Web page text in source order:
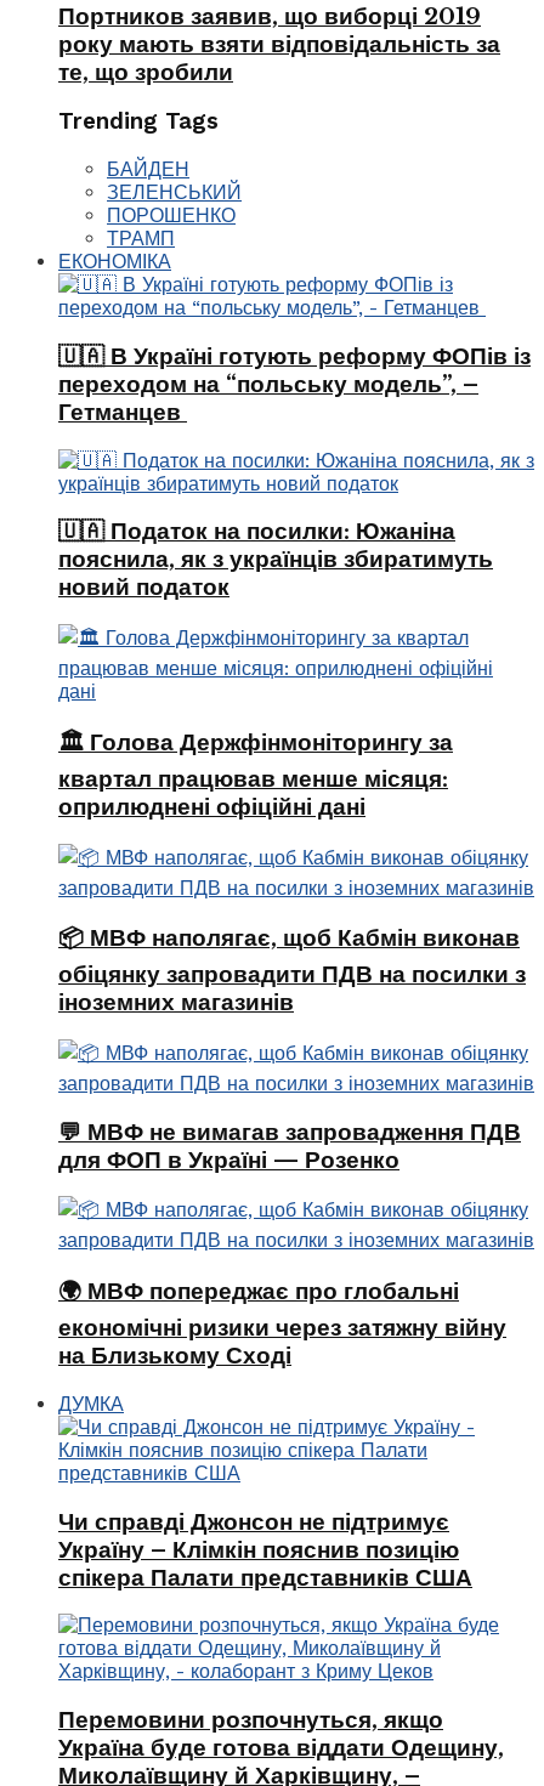
Портников заявив, що виборці 2019
року мають взяти відповідальність за
те, що зробили
Trending Tags
БАЙДЕН
ЗЕЛЕНСЬКИЙ
ПОРОШЕНКО
ТРАМП
ЕКОНОМІКА
🇺🇦 В Україні готують реформу ФОПів із
переходом на “польську модель”, –
Гетманцев
🇺🇦 Податок на посилки: Южаніна
пояснила, як з українців збиратимуть
новий податок
🏛 Голова Держфінмоніторингу за
квартал працював менше місяця:
оприлюднені офіційні дані
📦 МВФ наполягає, щоб Кабмін виконав
обіцянку запровадити ПДВ на посилки з
іноземних магазинів
💬 МВФ не вимагав запровадження ПДВ
для ФОП в Україні — Розенко
🌍 МВФ попереджає про глобальні
економічні ризики через затяжну війну
на Близькому Сході
ДУМКА
Чи справді Джонсон не підтримує
Україну – Клімкін пояснив позицію
спікера Палати представників США
Перемовини розпочнуться, якщо
Україна буде готова віддати Одещину,
Миколаївщину й Харківщину, –